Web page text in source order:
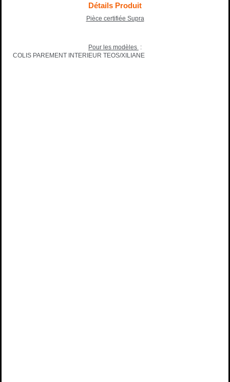
Détails Produit
Pièce certifiée Supra
Pour les modèles :
COLIS PAREMENT INTERIEUR TEOS/XILIANE